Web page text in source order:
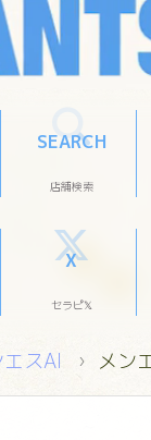
SEARCH
店舗検索
X
セラピ𝕏
スAI メン